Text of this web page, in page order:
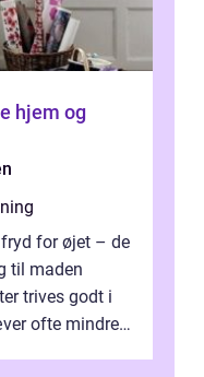
hjem og
fryd for øjet – de
til maden
trives godt i
ofte mindre